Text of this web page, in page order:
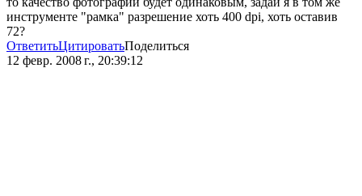
инструменте "рамка" разрешение хоть 400 dpi, хоть оставив
72?
ОтветитьЦитироватьПоделиться
12 февр. 2008 г., 20:39:12